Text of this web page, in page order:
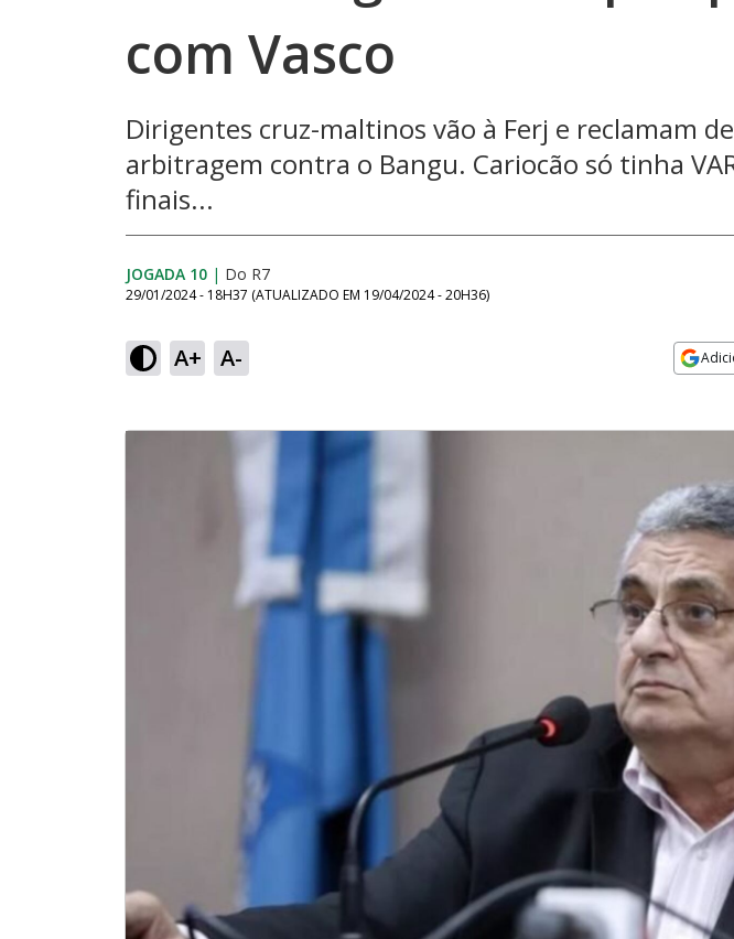
com Vasco
Dirigentes cruz-maltinos vão à Ferj e reclamam
arbitragem contra o Bangu. Cariocão só tinha
finais...
JOGADA 10 | Do R7
29/01/2024 - 18H37 (ATUALIZADO EM 19/04/2024 - 20H36)
A+ A-